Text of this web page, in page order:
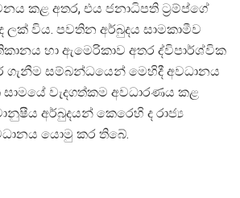
කළ අතර, එය ජනාධිපති ට්රම්ප්ගේ
ලක් විය. පවතින අර්බුදය සාමකාමීව
හා ඇමෙරිකාව අතර ද්විපාර්ශ්වික
ගැනීම සම්බන්ධයෙන් මෙහිදී අවධානය
වැදගත්කම අවධාරණය කළ
අර්බුදයන් කෙරෙහි ද රාජ්
යොමු කර තිබේ.